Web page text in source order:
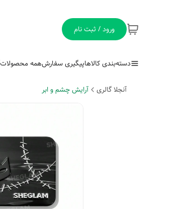
ورود / ثبت نام
دسته‌بندی کالاهاپیگیری سفارشهمه محصولات
آنجلا گالری آرایش چشم و ابر